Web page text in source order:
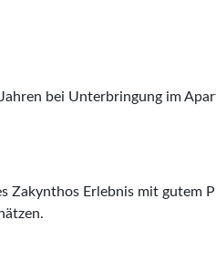
bei Unterbringung im
Zakynthos Erlebnis mit gutem